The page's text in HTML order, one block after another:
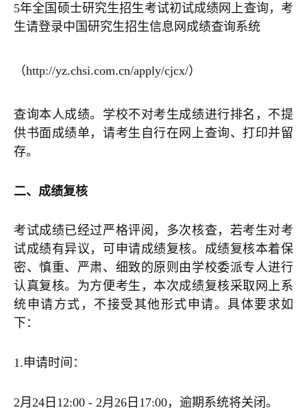
5年全国硕士研究生招生考试初试成绩网上查询，考
生请登录中国研究生招生信息网成绩查询系统
（http://yz.chsi.com.cn/apply/cjcx/）
查询本人成绩。学校不对考生成绩进行排名，不提
供书面成绩单，请考生自行在网上查询、打印并留
存。
二、成绩复核
考试成绩已经过严格评阅，多次核查，若考生对考
试成绩有异议，可申请成绩复核。成绩复核本着保
密、慎重、严肃、细致的原则由学校委派专人进行
认真复核。为方便考生，本次成绩复核采取网上系
统申请方式，不接受其他形式申请。具体要求如
下：
1.申请时间：
2月24日12:00 - 2月26日17:00，逾期系统将关闭。